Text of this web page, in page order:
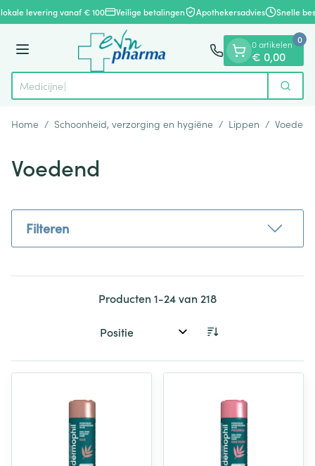
Ga naar de inhoud
1 van 1
levering vanaf € 100 Veilige betalingen Apothekersadvies Snelle
Menu
Product, merk, categorie... Zoek
0 artikelen
€ 0,00
0
Home / Schoonheid, verzorging en hygiëne / Lippen / Voedend
Voedend
Filteren
Producten1-24van 218
Sorteer op: